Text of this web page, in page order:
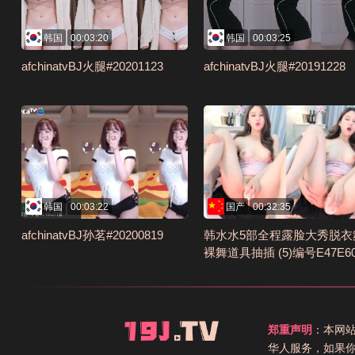
韩国 00:03:20
afchinatvBJ火腿#20201123
韩国 00:03:25
afchinatvBJ火腿#20191228
韩国 00:03:22
afchinatvBJ孙茗#20200819
国产 00:32:35
韩水水5部全程露脸大秀脱
裸舞道具抽插 (5)编号
郑重声明 ：本网
华人服务，如果